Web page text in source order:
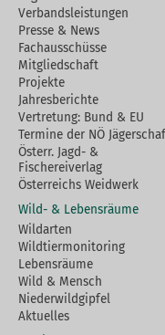
Verbandsleistungen
Presse & News
Fachausschüsse
Mitgliedschaft
Projekte
Jahresberichte
Vertretung: Bund & EU
Termine der NÖ
Österr. Jagd- &
Fischereiverlag
Österreichs Weidwerk
Wild- & Lebensräume
Wildarten
Wildtiermonitoring
Lebensräume
Wild & Mensch
Niederwildgipfel
Aktuelles